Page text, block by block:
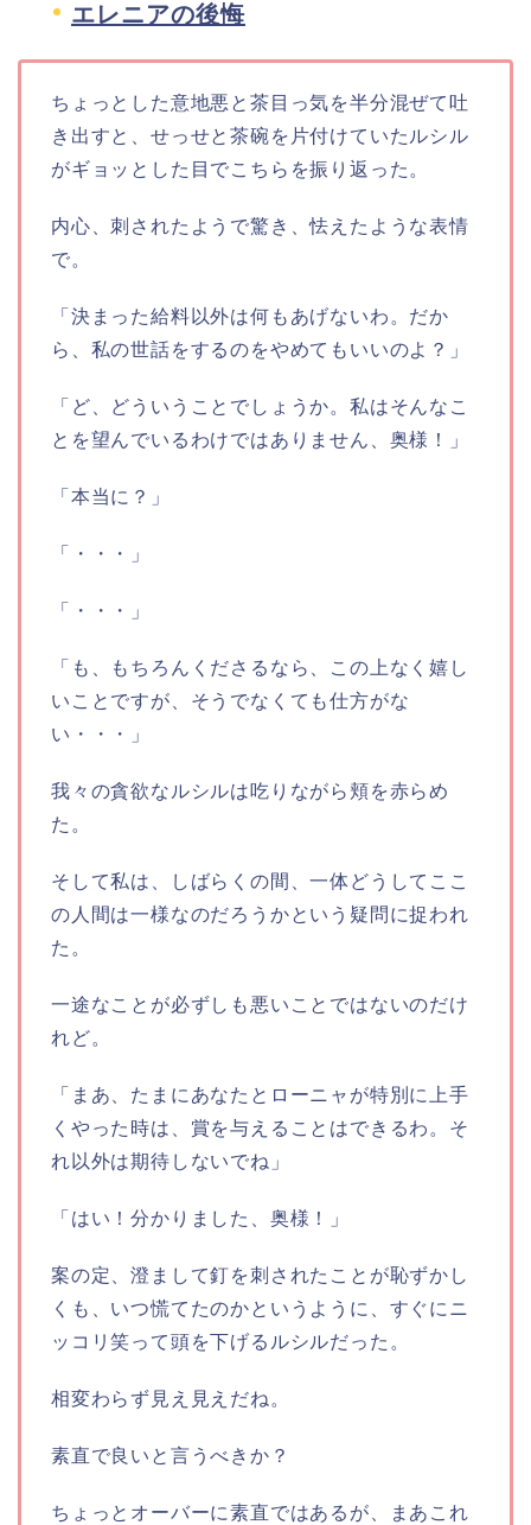
エレニアの後悔
ちょっとした意地悪と茶目っ気を半分混ぜて吐
き出すと、せっせと茶碗を片付けていたルシル
がギョッとした目でこちらを振り返った。
内心、刺されたようで驚き、怯えたような表情
で。
「決まった給料以外は何もあげないわ。だか
ら、私の世話をするのをやめてもいいのよ？」
「ど、どういうことでしょうか。私はそんなこ
とを望んでいるわけではありません、奥様！」
「本当に？」
「・・・」
「・・・」
「も、もちろんくださるなら、この上なく嬉し
いことですが、そうでなくても仕方がな
い・・・」
我々の貪欲なルシルは吃りながら頬を赤らめ
た。
そして私は、しばらくの間、一体どうしてここ
の人間は一様なのだろうかという疑問に捉われ
た。
一途なことが必ずしも悪いことではないのだけ
れど。
「まあ、たまにあなたとローニャが特別に上手
くやった時は、賞を与えることはできるわ。そ
れ以外は期待しないでね」
「はい！分かりました、奥様！」
案の定、澄まして釘を刺されたことが恥ずかし
くも、いつ慌てたのかというように、すぐにニ
ッコリ笑って頭を下げるルシルだった。
相変わらず見え見えだね。
素直で良いと言うべきか？
ちょっとオーバーに素直ではあるが、まあこれ